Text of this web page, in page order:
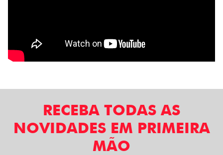
RECEBA TODAS AS
NOVIDADES EM PRIMEIRA
MÃO